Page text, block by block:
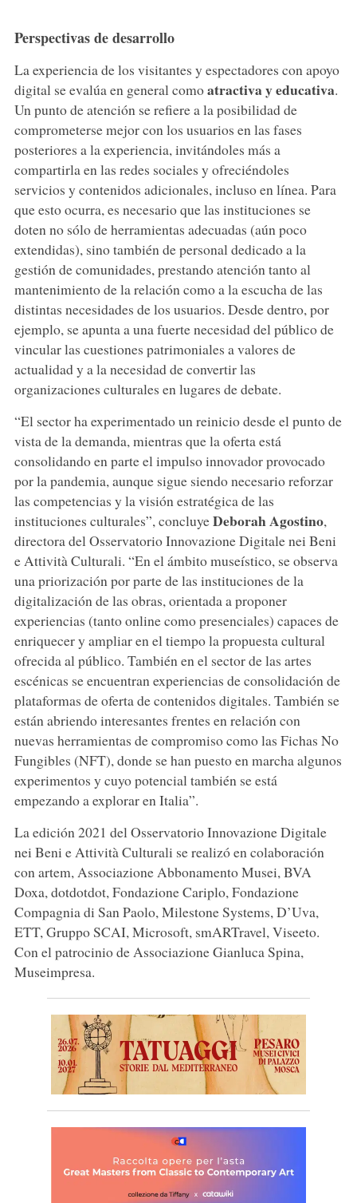
Perspectivas de desarrollo
La experiencia de los visitantes y espectadores con apoyo
digital se evalúa en general comoatractiva y educativa.
Un punto de atención se refiere a la posibilidad de
comprometerse mejor con los usuarios en las fases
posteriores a la experiencia, invitándoles más a
compartirla en las redes sociales y ofreciéndoles
servicios y contenidos adicionales, incluso en línea. Para
que esto ocurra, es necesario que las instituciones se
doten no sólo de herramientas adecuadas (aún poco
extendidas), sino también de personal dedicado a la
gestión de comunidades, prestando atención tanto al
mantenimiento de la relación como a la escucha de las
distintas necesidades de los usuarios. Desde dentro, por
ejemplo, se apunta a una fuerte necesidad del público de
vincular las cuestiones patrimoniales a valores de
actualidad y a la necesidad de convertir las
organizaciones culturales en lugares de debate.
“El sector ha experimentado un reinicio desde el punto de
vista de la demanda, mientras que la oferta está
consolidando en parte el impulso innovador provocado
por la pandemia, aunque sigue siendo necesario reforzar
las competencias y la visión estratégica de las
instituciones culturales”, concluyeDeborah Agostino,
directora del Osservatorio Innovazione Digitale nei Beni
e Attività Culturali. “En el ámbito museístico, se observa
una priorización por parte de las instituciones de la
digitalización de las obras, orientada a proponer
experiencias (tanto online como presenciales) capaces de
enriquecer y ampliar en el tiempo la propuesta cultural
ofrecida al público. También en el sector de las artes
escénicas se encuentran experiencias de consolidación de
plataformas de oferta de contenidos digitales. También se
están abriendo interesantes frentes en relación con
nuevas herramientas de compromiso como las Fichas No
Fungibles (NFT), donde se han puesto en marcha algunos
experimentos y cuyo potencial también se está
empezando a explorar en Italia”.
La edición 2021 del Osservatorio Innovazione Digitale
nei Beni e Attività Culturali se realizó en colaboración
con artem, Associazione Abbonamento Musei, BVA
Doxa, dotdotdot, Fondazione Cariplo, Fondazione
Compagnia di San Paolo, Milestone Systems, D’Uva,
ETT, Gruppo SCAI, Microsoft, smARTravel, Viseeto.
Con el patrocinio de Associazione Gianluca Spina,
Museimpresa.